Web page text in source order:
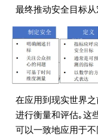
最终推动安全目标从
在应用到现实世界
进行衡量和评估｡这
可以一致地应用于